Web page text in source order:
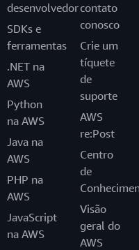
desenvolvedor
SDKs e
ferramentas
.NET na
AWS
Python
na AWS
Java na
AWS
PHP na
AWS
JavaScript
na AWS
contato
conosco
Crie um
tíquete
de
suporte
AWS
re:Post
Centro
de
Visão
geral do
AWS